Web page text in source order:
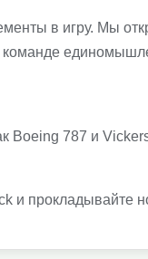
в игру. Мы
Boeing 787 и
и прокладывайте